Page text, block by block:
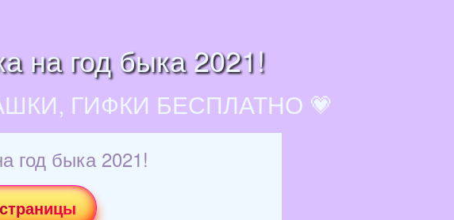
на год быка 2021!
ГИФКИ БЕСПЛАТНО 💗
год быка 2021!